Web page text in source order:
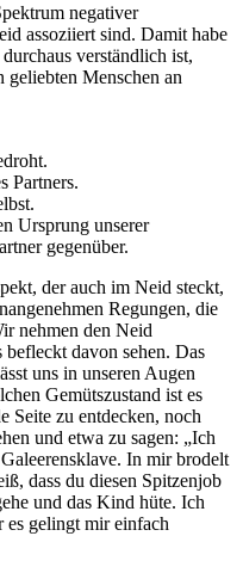
negativer
assoziiert sind. Damit habe
verständlich ist,
Menschen an
Partners.
Ursprung unserer
gegenüber.
der auch im Neid steckt,
Regungen, die
nehmen den Neid
davon sehen. Das
uns in unseren Augen
Gemütszustand ist es
Seite zu entdecken, noch
und etwa zu sagen: „Ich
In mir brodelt
dass du diesen Spitzenjob
und das Kind hüte. Ich
es gelingt mir einfach